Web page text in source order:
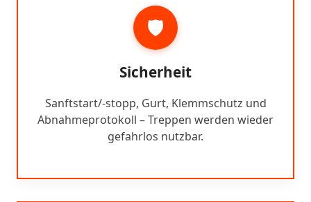
🛡️
Sicherheit
Sanftstart/-stopp, Gurt, Klemmschutz und
Abnahmeprotokoll – Treppen werden wieder
gefahrlos nutzbar.